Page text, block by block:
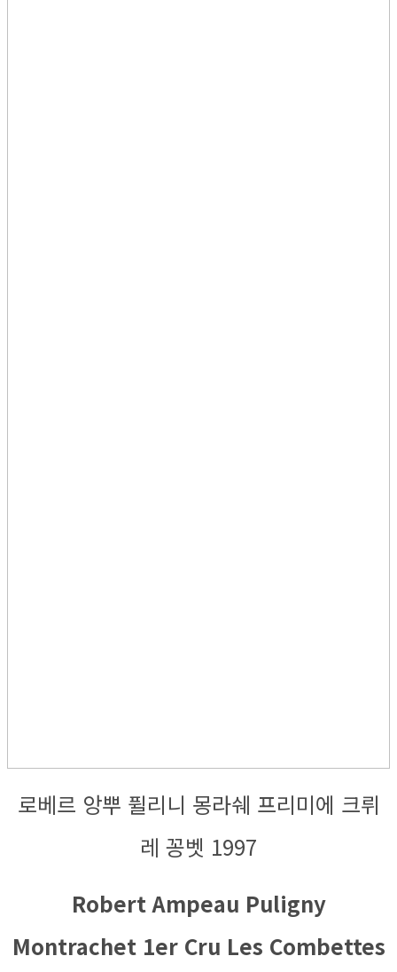
로베르 앙뿌 퓔리니 몽라쉐 프리미에 크뤼
레 꽁벳 1997
Robert Ampeau Puligny
Montrachet 1er Cru Les Combettes